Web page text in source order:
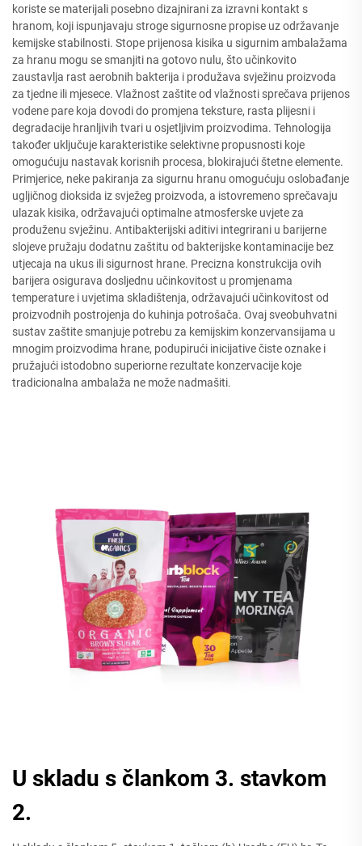
koriste se materijali posebno dizajnirani za izravni kontakt s
hranom, koji ispunjavaju stroge sigurnosne propise uz održavanje
kemijske stabilnosti. Stope prijenosa kisika u sigurnim ambalažama
za hranu mogu se smanjiti na gotovo nulu, što učinkovito
zaustavlja rast aerobnih bakterija i produžava svježinu proizvoda
za tjedne ili mjesece. Vlažnost zaštite od vlažnosti sprečava prijenos
vodene pare koja dovodi do promjena teksture, rasta plijesni i
degradacije hranljivih tvari u osjetljivim proizvodima. Tehnologija
također uključuje karakteristike selektivne propusnosti koje
omogućuju nastavak korisnih procesa, blokirajući štetne elemente.
Primjerice, neke pakiranja za sigurnu hranu omogućuju oslobađanje
ugljičnog dioksida iz svježeg proizvoda, a istovremeno sprečavaju
ulazak kisika, održavajući optimalne atmosferske uvjete za
produženu svježinu. Antibakterijski aditivi integrirani u barijerne
slojeve pružaju dodatnu zaštitu od bakterijske kontaminacije bez
utjecaja na ukus ili sigurnost hrane. Precizna konstrukcija ovih
barijera osigurava dosljednu učinkovitost u promjenama
temperature i uvjetima skladištenja, održavajući učinkovitost od
proizvodnih postrojenja do kuhinja potrošača. Ovaj sveobuhvatni
sustav zaštite smanjuje potrebu za kemijskim konzervansijama u
mnogim proizvodima hrane, podupirući inicijative čiste oznake i
pružajući istodobno superiorne rezultate konzervacije koje
tradicionalna ambalaža ne može nadmašiti.
U skladu s člankom 3. stavkom
2.